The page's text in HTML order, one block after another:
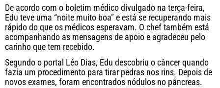
De acordo com o boletim médico divulgado na terça-feira,
Edu teve uma “noite muito boa” e está se recuperando mais
rápido do que os médicos esperavam. O chef também está
acompanhando as mensagens de apoio e agradeceu pelo
carinho que tem recebido.
Segundo o portal Léo Dias, Edu descobriu o câncer quando
fazia um procedimento para tirar pedras nos rins. Depois de
novos exames, foram encontrados nódulos no pâncreas.